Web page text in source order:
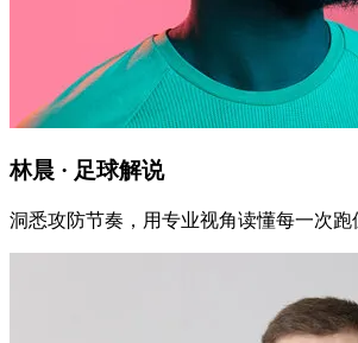
林晨 · 足球解说
洞悉攻防节奏，用专业视角读懂每一次跑